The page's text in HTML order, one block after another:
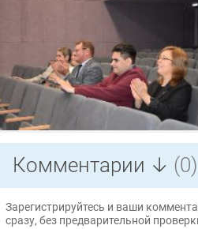
Комментарии ↓ (0)
Зарегистрируйтесь и ваши
сразу, без предварительной